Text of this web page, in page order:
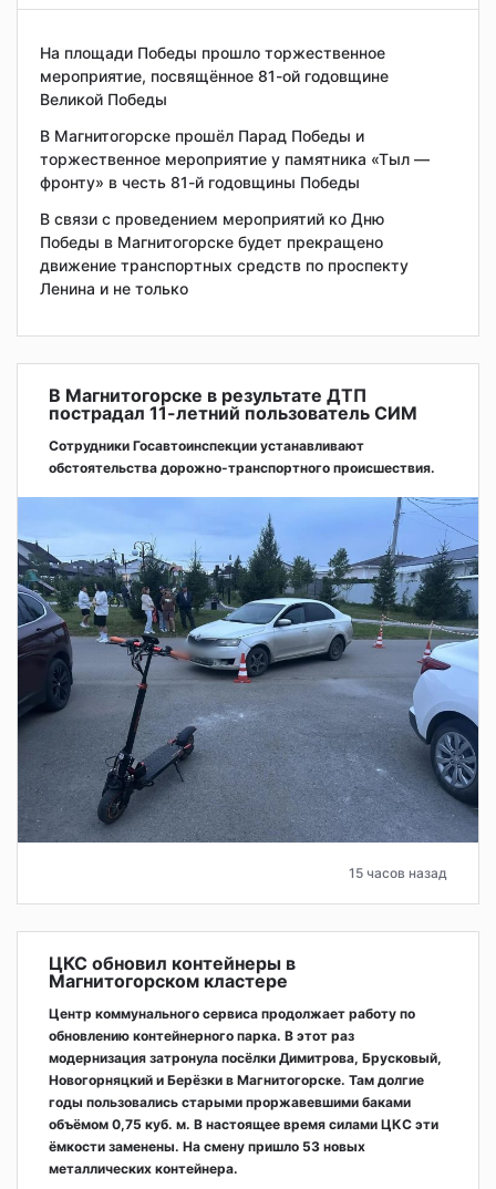
На площади Победы прошло торжественное
мероприятие, посвящённое 81-ой годовщине
Великой Победы
В Магнитогорске прошёл Парад Победы и
торжественное мероприятие у памятника «Тыл —
фронту» в честь 81-й годовщины Победы
В связи с проведением мероприятий ко Дню
Победы в Магнитогорске будет прекращено
движение транспортных средств по проспекту
Ленина и не только
В Магнитогорске в результате ДТП
пострадал 11-летний пользователь СИМ
Сотрудники Госавтоинспекции устанавливают
обстоятельства дорожно-транспортного происшествия.
15 часов назад
ЦКС обновил контейнеры в
Магнитогорском кластере
Центр коммунального сервиса продолжает работу по
обновлению контейнерного парка. В этот раз
модернизация затронула посёлки Димитрова, Брусковый,
Новогорняцкий и Берёзки в Магнитогорске. Там долгие
годы пользовались старыми проржавевшими баками
объёмом 0,75 куб. м. В настоящее время силами ЦКС эти
ёмкости заменены. На смену пришло 53 новых
металлических контейнера.